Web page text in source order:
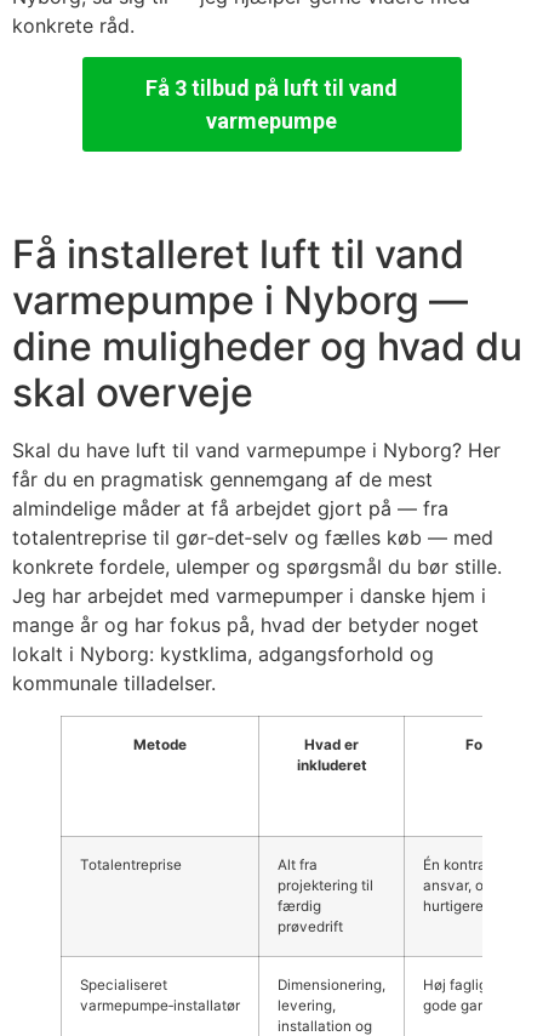
konkrete råd.
Få 3 tilbud på luft til vand
varmepumpe
Få installeret luft til vand
varmepumpe i Nyborg —
dine muligheder og hvad du
skal overveje
Skal du have luft til vand varmepumpe i Nyborg? Her
får du en pragmatisk gennemgang af de mest
almindelige måder at få arbejdet gjort på — fra
totalentreprise til gør‑det‑selv og fælles køb — med
konkrete fordele, ulemper og spørgsmål du bør stille.
Jeg har arbejdet med varmepumper i danske hjem i
mange år og har fokus på, hvad der betyder noget
lokalt i Nyborg: kystklima, adgangsforhold og
kommunale tilladelser.
Metode
Hvad er
inkluderet
Fordele
Totalentreprise
Alt fra
projektering til
færdig
prøvedrift
Én kontrakt, klart
ansvar, ofte
hurtigere
Specialiseret
varmepumpe‑installatør
Dimensionering,
levering,
installation og
Høj faglighed,
gode garantier